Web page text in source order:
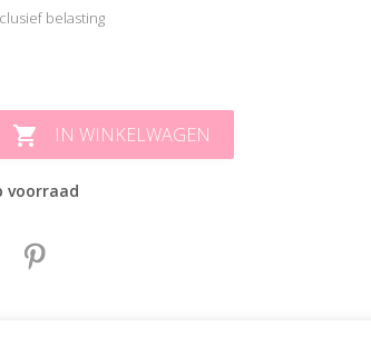
belasting
 IN WINKELWAGEN
voorraad
Tweet